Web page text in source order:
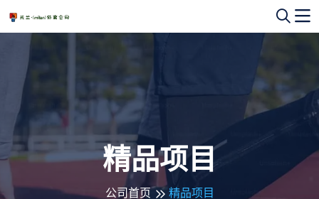
精品项目
公司首页 精品项目